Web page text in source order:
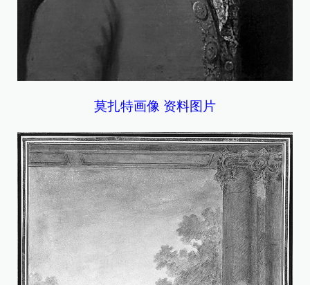
莫扎特画像 资料图片